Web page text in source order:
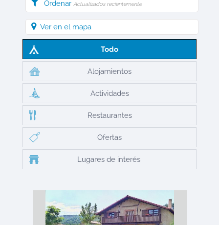
Ordenar Actualizados recientemente
Ver en el mapa
Todo
Alojamientos
Actividades
Restaurantes
Ofertas
Lugares de interés